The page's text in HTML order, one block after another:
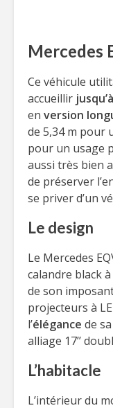
Mercedes
Ce véhicule
accueillir
en version
de 5,34 m pour
pour un usage
aussi très bien
de préserver
se priver d’un
Le design
Le Mercedes
calandre black
de son
projecteurs à
l’élégance de
alliage 17’’
L’habitacle
L’intérieur du